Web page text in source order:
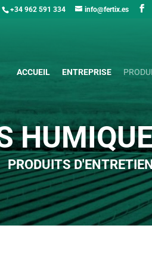
+34 962 591 334 info@fertix.es
ACCUEIL ENTREPRISE
PRODUITS